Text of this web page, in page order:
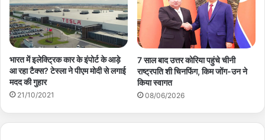
भारत में इलेक्ट्रिक कार के इंपोर्ट के आड़े
आ रहा टैक्स? टेस्ला ने पीएम मोदी से लगाई
मदद की गुहार
21/10/2021
7 साल बाद उत्तर कोरिया पहुंचे चीनी
राष्ट्रपति शी चिनफिंग, किम जोंग-उन ने
किया स्वागत
08/06/2026